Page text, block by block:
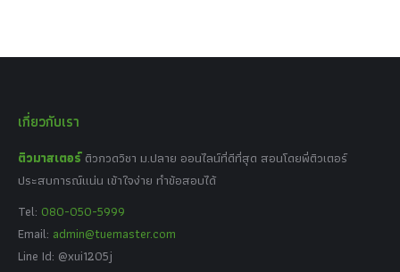
เกี่ยวกับเรา
ติวมาสเตอร์ ติวกวดวิชา ม.ปลาย ออนไลน์ที่ดีที่สุด สอนโดยพี่ติวเตอร์
ประสบการณ์แน่น เข้าใจง่าย ทำข้อสอบได้
Tel: 080-050-5999
Email: admin@tuemaster.com
Line Id: @xui1205j